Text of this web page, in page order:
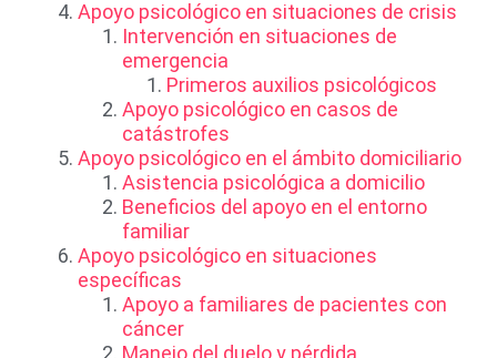
Apoyo psicológico en situaciones de crisis
Intervención en situaciones de
emergencia
Primeros auxilios psicológicos
Apoyo psicológico en casos de
catástrofes
Apoyo psicológico en el ámbito domiciliario
Asistencia psicológica a domicilio
Beneficios del apoyo en el entorno
familiar
Apoyo psicológico en situaciones
específicas
Apoyo a familiares de pacientes con
cáncer
Manejo del duelo y pérdida